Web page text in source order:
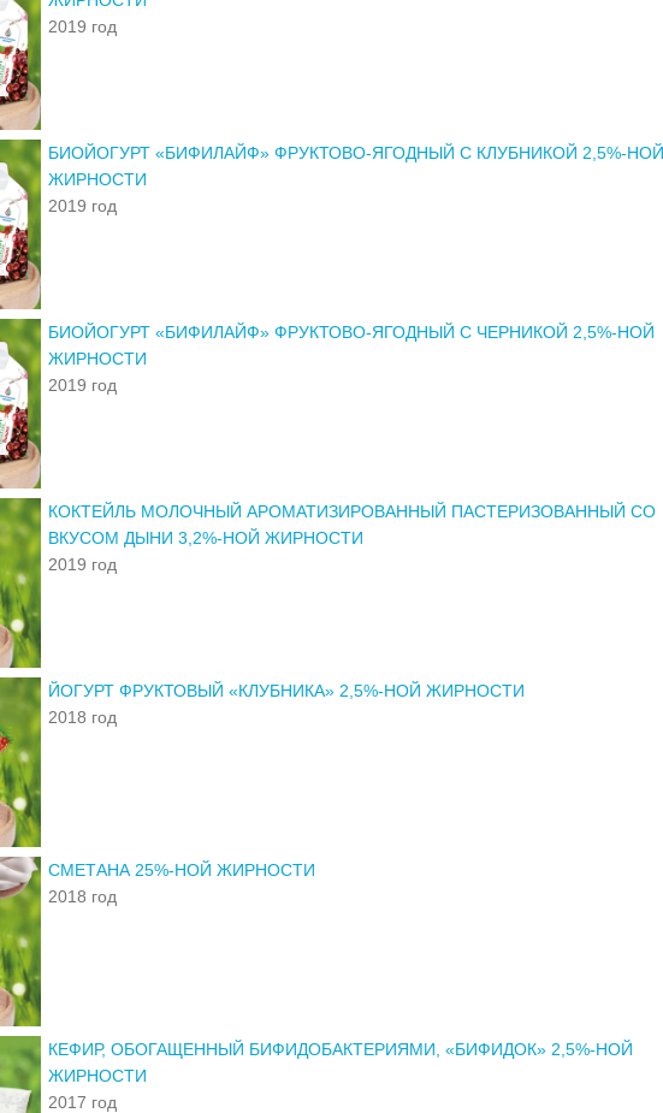
2019 год
БИОЙОГУРТ «БИФИЛАЙФ» ФРУКТОВО-ЯГОДНЫЙ С КЛУБНИКОЙ 2,5%-НОЙ
ЖИРНОСТИ
2019 год
БИОЙОГУРТ «БИФИЛАЙФ» ФРУКТОВО-ЯГОДНЫЙ С ЧЕРНИКОЙ 2,5%-НОЙ
ЖИРНОСТИ
2019 год
КОКТЕЙЛЬ МОЛОЧНЫЙ АРОМАТИЗИРОВАННЫЙ ПАСТЕРИЗОВАННЫЙ СО
ВКУСОМ ДЫНИ 3,2%-НОЙ ЖИРНОСТИ
2019 год
ЙОГУРТ ФРУКТОВЫЙ «КЛУБНИКА» 2,5%-НОЙ ЖИРНОСТИ
2018 год
СМЕТАНА 25%-НОЙ ЖИРНОСТИ
2018 год
КЕФИР, ОБОГАЩЕННЫЙ БИФИДОБАКТЕРИЯМИ, «БИФИДОК» 2,5%-НОЙ
ЖИРНОСТИ
2017 год